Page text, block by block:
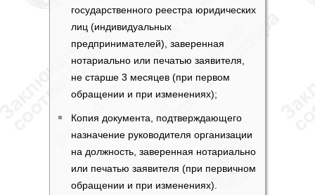
государственного реестра юридических
лиц (индивидуальных
предпринимателей), заверенная
нотариально или печатью заявителя,
не старше 3 месяцев (при первом
обращении и при изменениях);
Копия документа, подтверждающего
назначение руководителя организации
на должность, заверенная нотариально
или печатью заявителя (при первичном
обращении и при изменениях).